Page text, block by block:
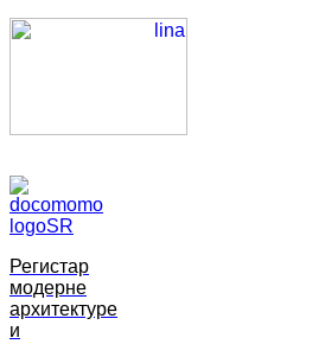
Регистар
модерне
архитектуре
и